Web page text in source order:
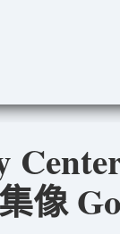
像